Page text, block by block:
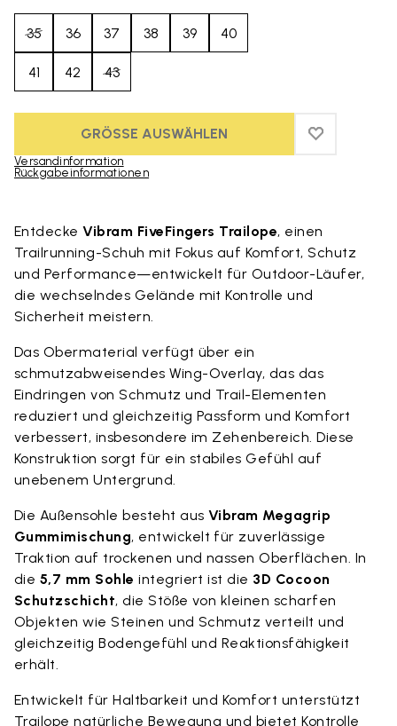
35 36 37 38 39 40
41 42 43
GRÖSSE AUSWÄHLEN ADD TO
ADD TO
Versandinformation
Rückgabeinformationen
EntdeckeVibram FiveFingers Trailope, einen
Trailrunning-Schuh mit Fokus auf Komfort, Schutz
und Performance—entwickelt für Outdoor-Läufer,
die wechselndes Gelände mit Kontrolle und
Sicherheit meistern.
Das Obermaterial verfügt über ein
schmutzabweisendes Wing-Overlay, das das
Eindringen von Schmutz und Trail-Elementen
reduziert und gleichzeitig Passform und Komfort
verbessert, insbesondere im Zehenbereich. Diese
Konstruktion sorgt für ein stabiles Gefühl auf
unebenem Untergrund.
Die Außensohle besteht aus Vibram Megagrip
Gummimischung, entwickelt für zuverlässige
Traktion auf trockenen und nassen Oberflächen. In
die 5,7 mm Sohle integriert ist die 3D Cocoon
Schutzschicht, die Stöße von kleinen scharfen
Objekten wie Steinen und Schmutz verteilt und
gleichzeitig Bodengefühl und Reaktionsfähigkeit
erhält.
Entwickelt für Haltbarkeit und Komfort unterstützt
Trailope natürliche Bewegung und bietet Kontrolle